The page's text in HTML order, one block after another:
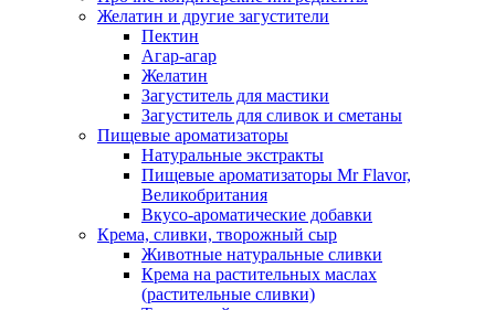
Желатин и другие загустители
Пектин
Агар-агар
Желатин
Загуститель для мастики
Загуститель для сливок и сметаны
Пищевые ароматизаторы
Натуральные экстракты
Пищевые ароматизаторы Mr Flavor,
Великобритания
Вкусо-ароматические добавки
Крема, сливки, творожный сыр
Животные натуральные сливки
Крема на растительных маслах
(растительные сливки)